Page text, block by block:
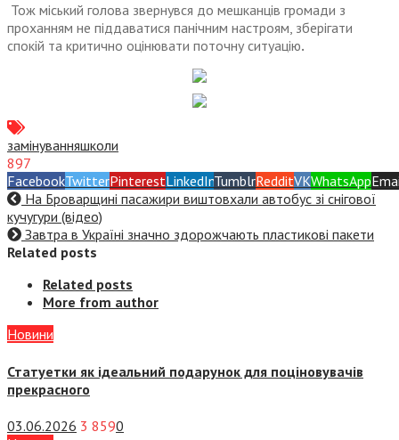
Тож міський голова звернувся до мешканців громади з
проханням не піддаватися панічним настроям, зберігати
спокій та критично оцінювати поточну ситуацію.
замінуванняшколи
897
FacebookTwitterPinterestLinkedInTumblrRedditVKWhatsApp
На Броварщині пасажири виштовхали автобус зі снігової
кучугури (відео)
Завтра в Україні значно здорожчають пластикові пакети
Related posts
Related posts
More from author
Новини
Статуетки як ідеальний подарунок для поціновувачів
прекрасного
03.06.2026 3 8590